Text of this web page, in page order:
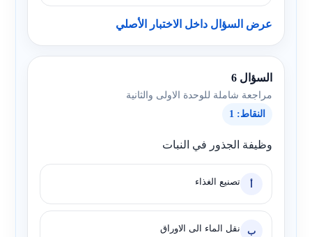
عرض السؤال داخل الاختبار الأصلي
السؤال 6
مراجعة شاملة للوحدة الاولى والثانية
النقاط: 1
وظيفة الجذور في النبات
أ تصنيع الغذاء
ب نقل الماء الى الاوراق